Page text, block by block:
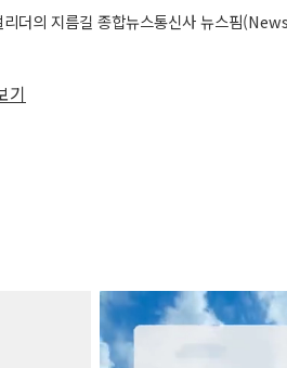
더의 지름길 종합뉴스통신사 뉴스핌
기